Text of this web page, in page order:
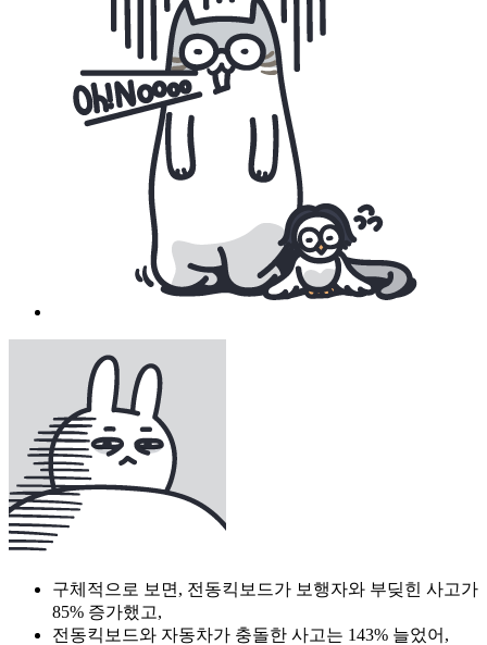
구체적으로 보면, 전동킥보드가 보행자와 부딪힌 사고가
85% 증가했고,
전동킥보드와 자동차가 충돌한 사고는 143% 늘었어,